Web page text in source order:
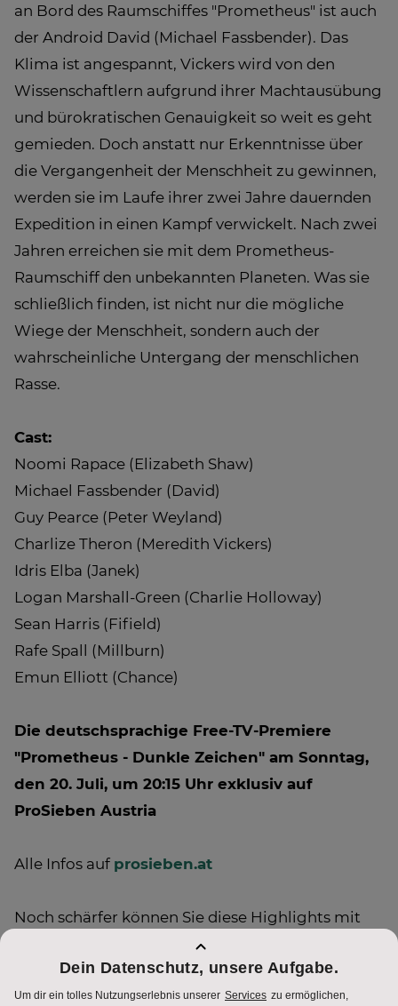
an Bord des Raumschiffes "Prometheus" ist auch
der Android David (Michael Fassbender). Das
Klima ist angespannt, Vickers wird von den
Wissenschaftlern aufgrund ihrer Machtausübung
und bürokratischen Genauigkeit so weit es geht
gemieden. Doch anstatt nur Erkenntnisse über
die Vergangenheit der Menschheit zu gewinnen,
werden sie im Laufe ihrer zwei Jahre dauernden
Expedition in einen Kampf verwickelt. Nach zwei
Jahren erreichen sie mit dem Prometheus-
Raumschiff den unbekannten Planeten. Was sie
schließlich finden, ist nicht nur die mögliche
Wiege der Menschheit, sondern auch der
wahrscheinliche Untergang der menschlichen
Rasse.
Cast:
Noomi Rapace (Elizabeth Shaw)
Michael Fassbender (David)
Guy Pearce (Peter Weyland)
Charlize Theron (Meredith Vickers)
Idris Elba (Janek)
Logan Marshall-Green (Charlie Holloway)
Sean Harris (Fifield)
Rafe Spall (Millburn)
Emun Elliott (Chance)
Die deutschsprachige Free-TV-Premiere
"Prometheus - Dunkle Zeichen" am Sonntag,
den 20. Juli, um 20:15 Uhr exklusiv auf
ProSieben Austria
Alle Infos auf prosieben.at
Noch schärfer können Sie diese Highlights mit
genießen. Alle Infos zum
Empfang finden Sie aufHDinfo.at.